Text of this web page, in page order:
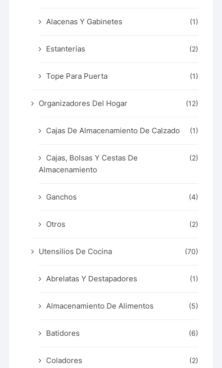
Alacenas Y Gabinetes (1)
Estanterías (2)
Tope Para Puerta (1)
Organizadores Del Hogar (12)
Cajas De Almacenamiento De Calzado (1)
Cajas, Bolsas Y Cestas De
Almacenamiento
(2)
Ganchos (4)
Otros (2)
Utensilios De Cocina (70)
Abrelatas Y Destapadores (1)
Almacenamiento De Alimentos (5)
Batidores (6)
Coladores (2)